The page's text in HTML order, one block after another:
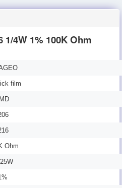
1/4W 1% 100K Ohm
film
Ohm